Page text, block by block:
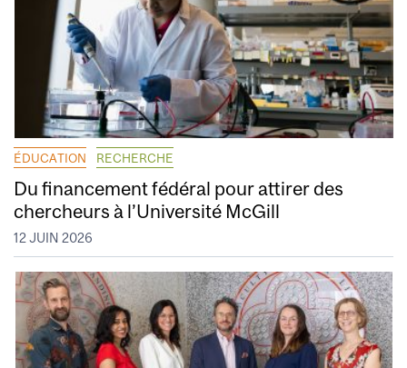
ÉDUCATION RECHERCHE
Du financement fédéral pour attirer des
chercheurs à l’Université McGill
12 JUIN 2026